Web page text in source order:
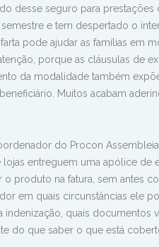
desse seguro para
e tem despertado o
pode ajudar as famílias em
porque as cláusulas de
da modalidade também
Muitos acabam
do Procon
lojas entreguem uma apólice de
o produto na fatura, sem antes
em quais circunstâncias ele
indenização, quais documentos
do que saber o que está